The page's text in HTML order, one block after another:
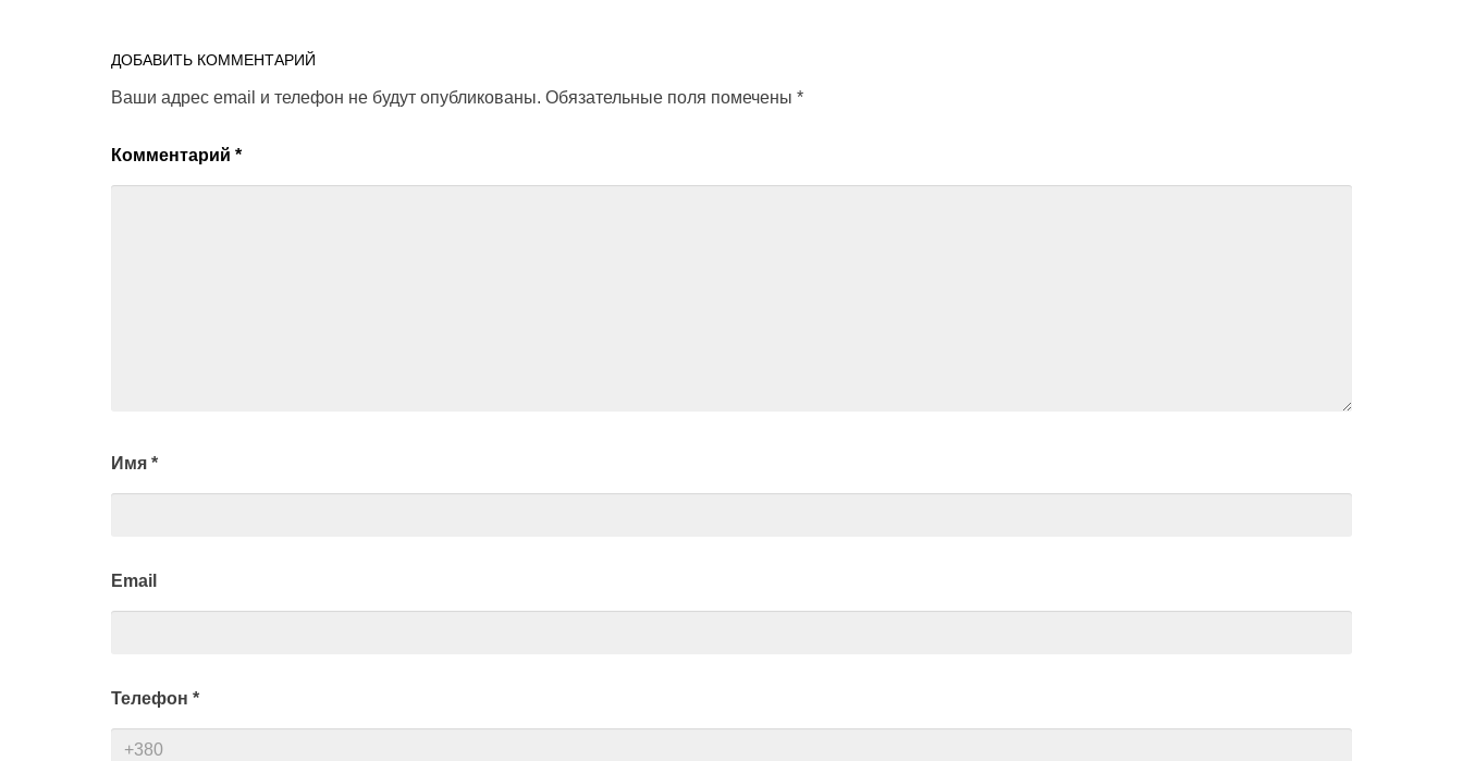
ДОБАВИТЬ КОММЕНТАРИЙ
Ваши адрес email и телефон не будут опубликованы. Обязательные поля помечены *
Комментарий *
Имя *
Email
Телефон *